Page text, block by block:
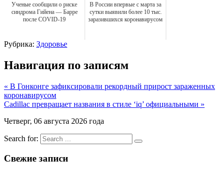
Ученые сообщили о риске
синдрома Гийена — Барре
после COVID-19
В России впервые с марта за
сутки выявили более 10 тыс.
заразившихся коронавирусом
Рубрика: Здоровье
Навигация по записям
« В Гонконге зафиксировали рекордный прирост зараженных
коронавирусом
Cadillac превращает названия в стиле ‘iq’ официальными »
Четверг, 06 августа 2026 года
Search for:
Свежие записи